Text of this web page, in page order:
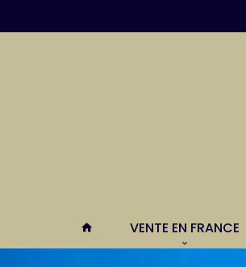
VENTE EN FRANCE